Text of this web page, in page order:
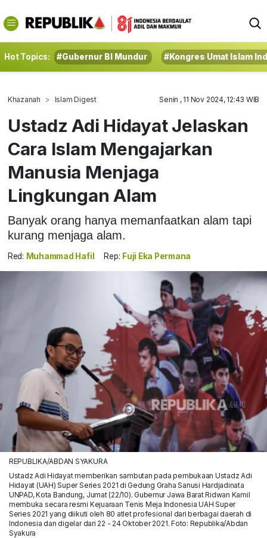
Hot Topics: #Gubernur BI Mundur #Kongres Umat Islam
Khazanah Islam Digest Senin , 11 Nov 2024, 12:43 WIB
Ustadz Adi Hidayat Jelaskan
Cara Islam Mengajarkan
Manusia Menjaga
Lingkungan Alam
Banyak orang hanya memanfaatkan alam tapi
kurang menjaga alam.
Red: Muhammad Hafil Rep: Fuji Eka Permana
REPUBLIKA/ABDAN SYAKURA
Ustadz Adi Hidayat memberikan sambutan pada pembukaan Ustadz Adi
Hidayat (UAH) Super Series 2021 di Gedung Graha Sanusi Hardjadinata
UNPAD, Kota Bandung, Jumat (22/10). Gubernur Jawa Barat Ridwan Kamil
membuka secara resmi Kejuaraan Tenis Meja Indonesia UAH Super
Series 2021 yang diikuti oleh 80 atlet profesional dari berbagai daerah di
Indonesia dan digelar dari 22 - 24 Oktober 2021. Foto: Republika/Abdan
Syakura